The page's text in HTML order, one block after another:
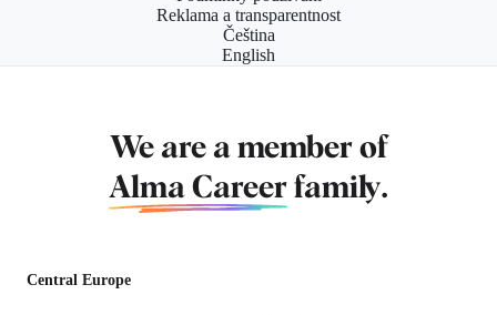
Reklama a transparentnost
Čeština
English
We are a member of
Alma Career family.
Central Europe